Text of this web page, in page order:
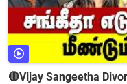
🔴Vijay Sangeetha